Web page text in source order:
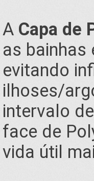
A Capa de
as bainhas
evitando
ilhoses/
intervalo
face de
vida útil